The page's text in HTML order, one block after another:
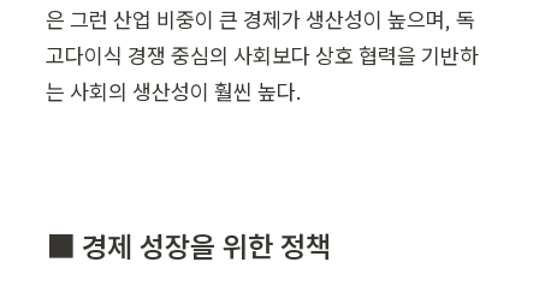
은 그런 산업 비중이 큰 경제가 생산성이 높으며, 독
고다이식 경쟁 중심의 사회보다 상호 협력을 기반하
는 사회의 생산성이 훨씬 높다.
⬛ 경제 성장을 위한 정책